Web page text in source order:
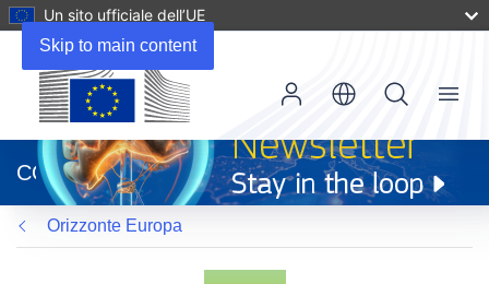
Skip to main content
Un sito ufficiale dell’UE
apre
in
una
nuova
finestra)
CORDIS
Menu
Orizzonte Europa